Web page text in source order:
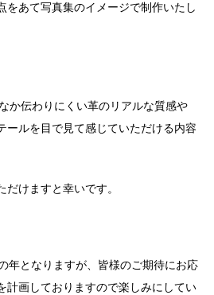
をあて写真集のイメージで制作いたし
か伝わりにくい革のリアルな質感や
ールを目で見て感じていただける内容
けますと幸いです。
年となりますが、皆様のご期待にお応
計画しておりますので楽しみにしてい